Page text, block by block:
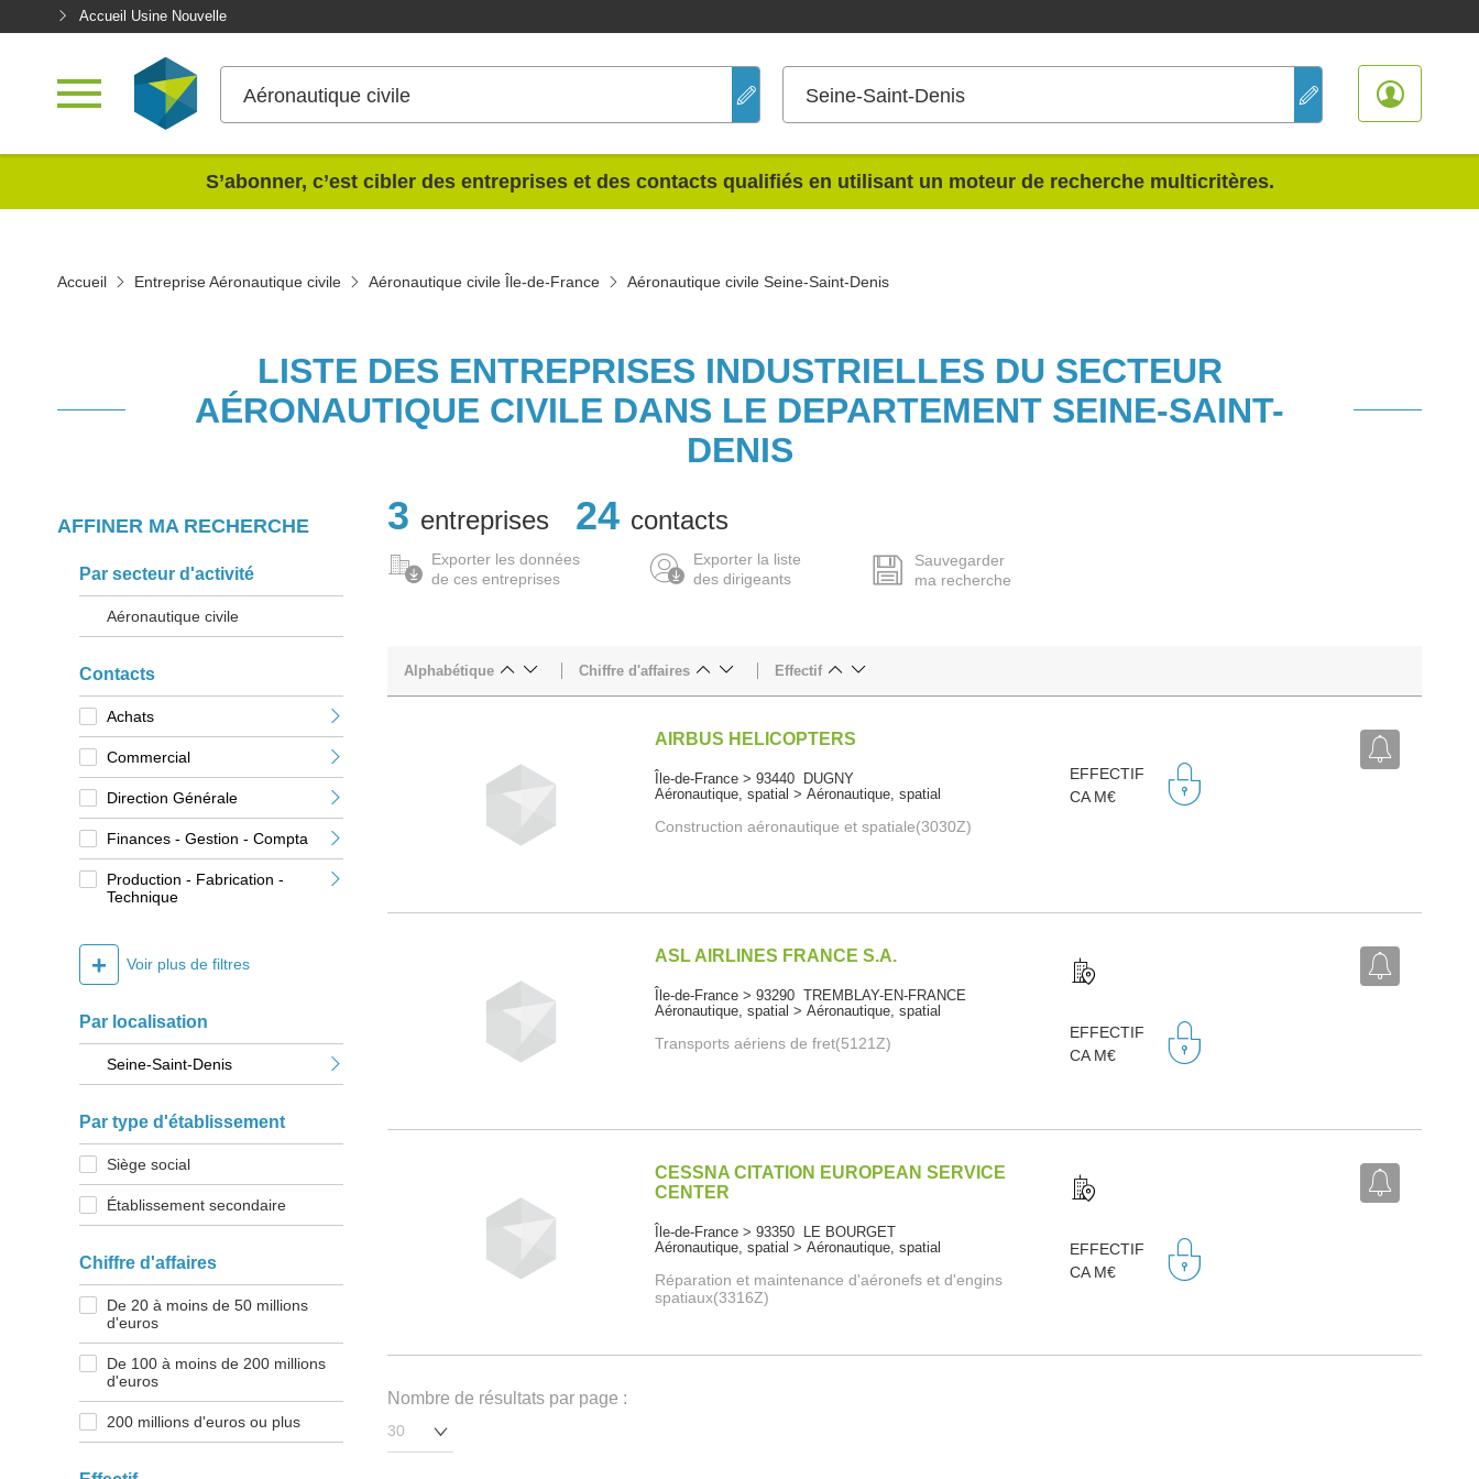
Accueil Usine Nouvelle
Aéronautique civile Seine-Saint-Denis
S’abonner, c’est cibler des entreprises et des contacts qualifiés en utilisant un moteur de recherche multicritères.
Accueil Entreprise Aéronautique civile Aéronautique civile Île-de-France Aéronautique civile Seine-Saint-Denis
LISTE DES ENTREPRISES INDUSTRIELLES DU SECTEUR
AÉRONAUTIQUE CIVILE DANS LE DEPARTEMENT SEINE-SAINT-
DENIS
AFFINER MA RECHERCHE
Par secteur d'activité
Aéronautique civile
Contacts
Achats
Commercial
Direction Générale
Finances - Gestion - Compta
Production - Fabrication -
Technique
+ Voir plus de filtres
Par localisation
Seine-Saint-Denis
Par type d'établissement
Siège social
Établissement secondaire
Chiffre d'affaires
De 20 à moins de 50 millions
d'euros
De 100 à moins de 200 millions
d'euros
200 millions d'euros ou plus
3 entreprises 24 contacts
Exporter les données
de ces entreprises
Exporter la liste
des dirigeants
Sauvegarder
ma recherche
Alphabétique Chiffre d'affaires Effectif
AIRBUS HELICOPTERS
Île-de-France > 93440 DUGNY
Aéronautique, spatial > Aéronautique, spatial
Construction aéronautique et spatiale(3030Z)
EFFECTIF
CA M€
ASL AIRLINES FRANCE S.A.
Île-de-France > 93290 TREMBLAY-EN-FRANCE
Aéronautique, spatial > Aéronautique, spatial
Transports aériens de fret(5121Z)
EFFECTIF
CA M€
CESSNA CITATION EUROPEAN SERVICE
CENTER
Île-de-France > 93350 LE BOURGET
Aéronautique, spatial > Aéronautique, spatial
Réparation et maintenance d'aéronefs et d'engins
spatiaux(3316Z)
EFFECTIF
CA M€
Nombre de résultats par page :